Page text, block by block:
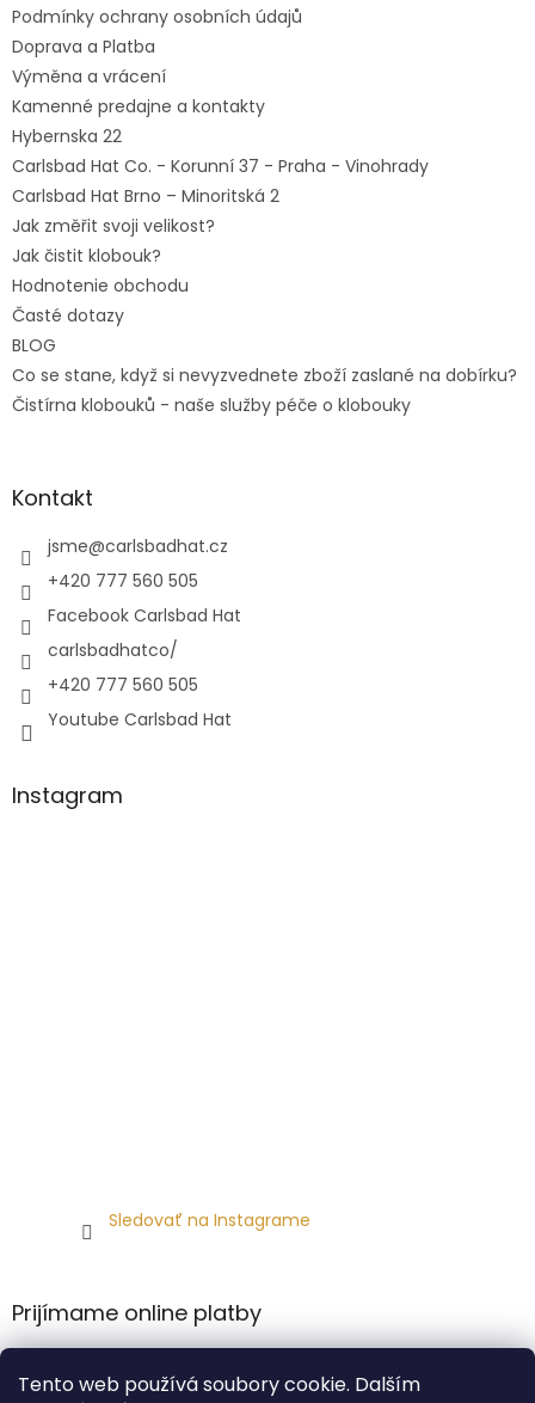
Tento web používá soubory cookie. Dalším
ePodmínky ochrany osobních údajů
Doprava a Platba
Výměna a vrácení
Kamenné predajne a kontakty
Hybernska 22
Carlsbad Hat Co. - Korunní 37 - Praha - Vinohrady
Carlsbad Hat Brno – Minoritská 2
Jak změřit svoji velikost?
Jak čistit klobouk?
Hodnotenie obchodu
Časté dotazy
BLOG
Co se stane, když si nevyzvednete zboží zaslané na dobírku?
Čistírna klobouků - naše služby péče o klobouky
Kontakt
jsme@carlsbadhat.cz
+420 777 560 505
Facebook Carlsbad Hat
carlsbadhatco/
+420 777 560 505
Youtube Carlsbad Hat
Instagram
Sledovať na Instagrame
Prijímame online platby